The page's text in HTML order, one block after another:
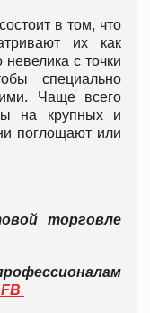
в том, что
их как
с точки
специально
Чаще всего
на крупных и
поглощают или
торговле